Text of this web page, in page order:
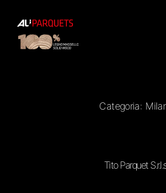
Categoria:
Tito Parquet